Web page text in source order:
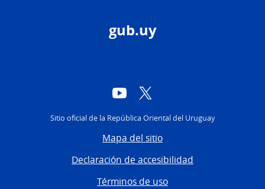
gub.uy
YouTube
Sitio oficial de la República Oriental del Uruguay
Mapa del sitio
Declaración de accesibilidad
Términos de uso